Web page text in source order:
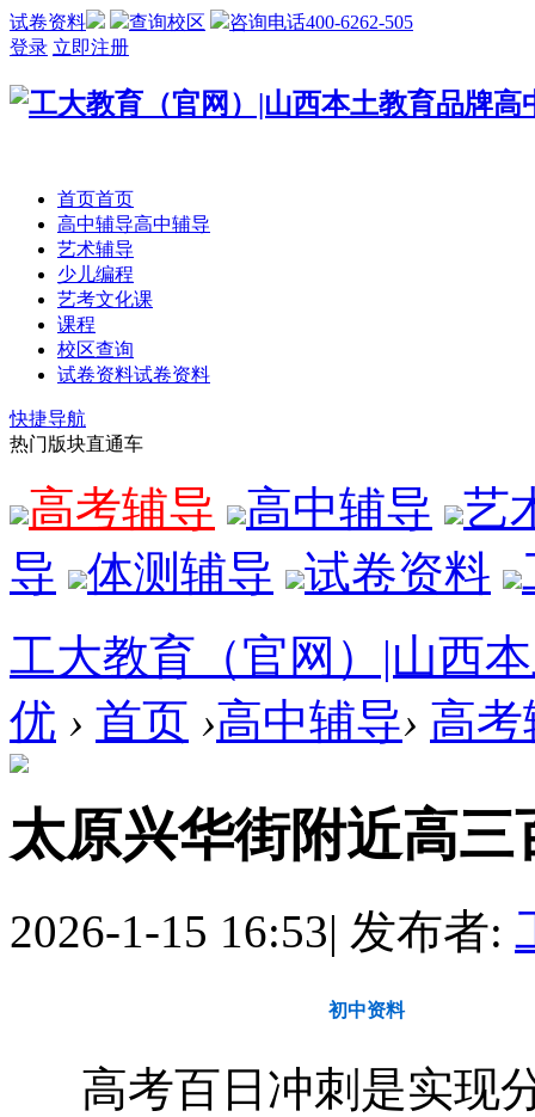
试卷资料 查询校区
咨询电话400-6262-505
登录 立即注册
首页首页
高中辅导高中辅导
艺术辅导
少儿编程
艺考文化课
课程
校区查询
试卷资料试卷资料
快捷导航
热门版块直通车
高考辅导 高中辅导
艺
导
体测辅导 试卷资料
工大教育（官网）|山西
优 › 首页 ›高中辅导› 高
太原兴华街附近高
2026-1-15 16:53| 发布者:
初中资料
高考百日冲刺是实现